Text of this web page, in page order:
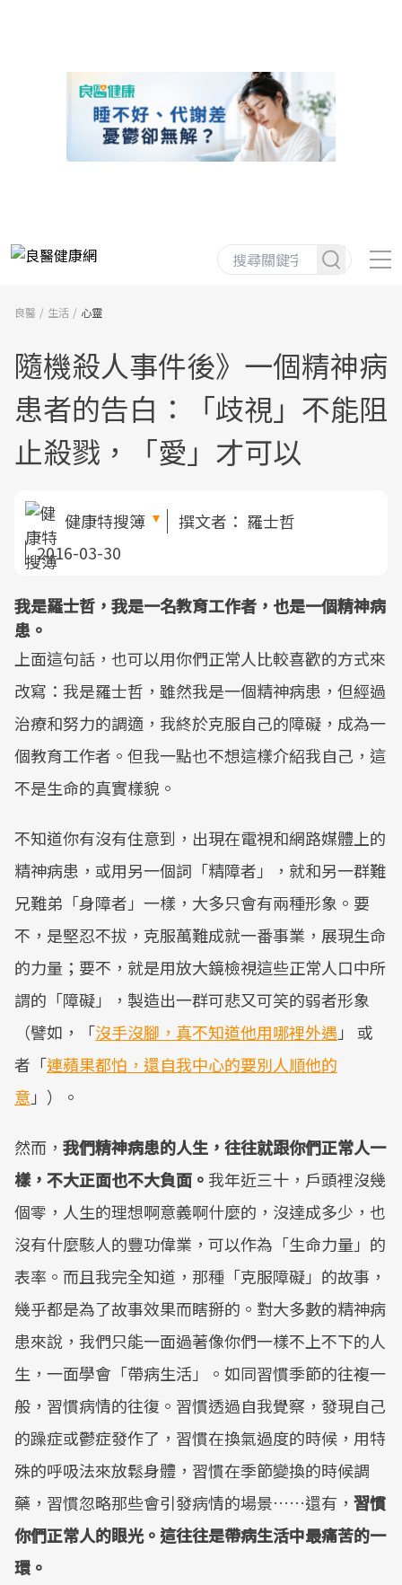
良醫 生活 心靈
隨機殺人事件後》一個精神病
患者的告白：「歧視」不能阻
止殺戮，「愛」才可以
健康特搜簿 撰文者： 羅士哲
2016-03-30
我是羅士哲，我是一名教育工作者，也是一個精神病
患。
上面這句話，也可以用你們正常人比較喜歡的方式來
改寫：我是羅士哲，雖然我是一個精神病患，但經過
治療和努力的調適，我終於克服自己的障礙，成為一
個教育工作者。但我一點也不想這樣介紹我自己，這
不是生命的真實樣貌。
不知道你有沒有住意到，出現在電視和網路媒體上的
精神病患，或用另一個詞「精障者」，就和另一群難
兄難弟「身障者」一樣，大多只會有兩種形象。要
不，是堅忍不拔，克服萬難成就一番事業，展現生命
的力量；要不，就是用放大鏡檢視這些正常人口中所
謂的「障礙」，製造出一群可悲又可笑的弱者形象
（譬如，「沒手沒腳，真不知道他用哪裡外遇 」 或
者「連蘋果都怕，還自我中心的要別人順他的
意 」）。
然而， 我們精神病患的人生，往往就跟你們正常人一
樣，不大正面也不大負面。 我年近三十，戶頭裡沒幾
個零，人生的理想啊意義啊什麼的，沒達成多少，也
沒有什麼駭人的豐功偉業，可以作為「生命力量」的
表率。而且我完全知道，那種「克服障礙」的故事，
幾乎都是為了故事效果而瞎掰的。對大多數的精神病
患來說，我們只能一面過著像你們一樣不上不下的人
生，一面學會「帶病生活」。如同習慣季節的往複一
般，習慣病情的往復。習慣透過自我覺察，發現自己
的躁症或鬱症發作了，習慣在換氣過度的時候，用特
殊的呼吸法來放鬆身體，習慣在季節變換的時候調
藥，習慣忽略那些會引發病情的場景……還有， 習慣
你們正常人的眼光。這往往是帶病生活中最痛苦的一
環。